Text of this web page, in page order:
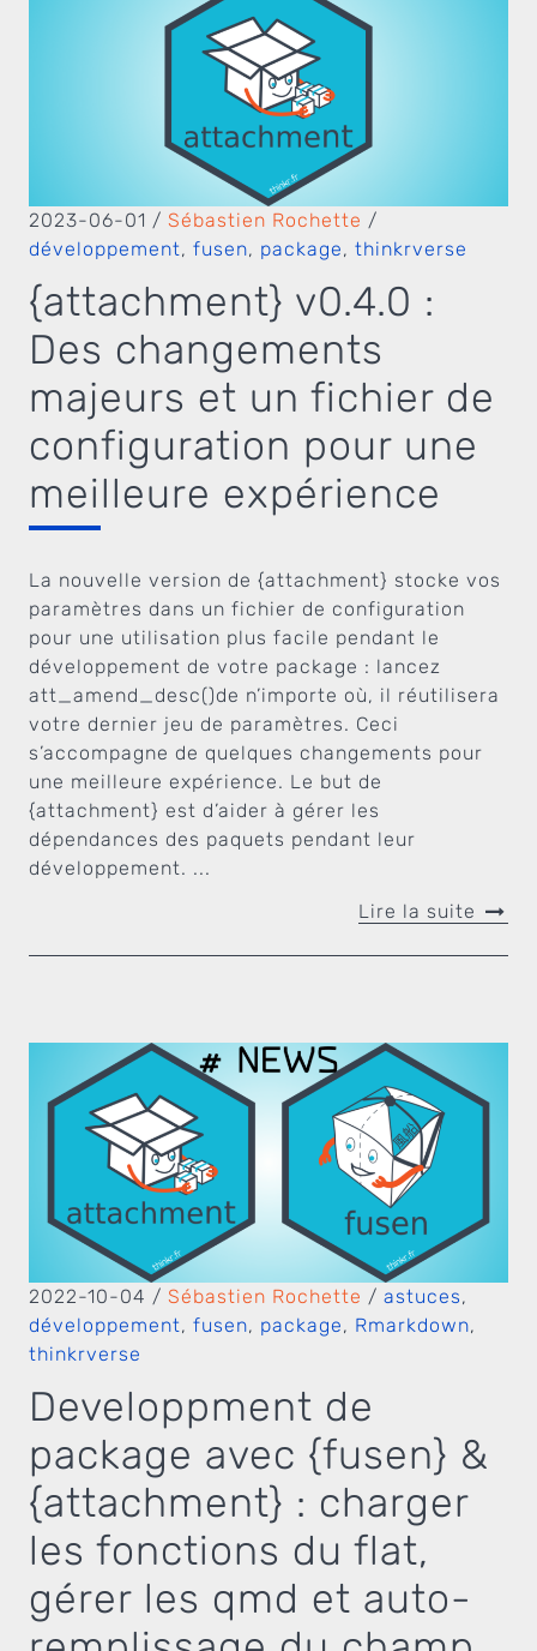
2023-06-01 / Sébastien Rochette /
développement, fusen, package, thinkrverse
{attachment} v0.4.0 :
Des changements
majeurs et un fichier de
configuration pour une
meilleure expérience
La nouvelle version de {attachment} stocke vos
paramètres dans un fichier de configuration
pour une utilisation plus facile pendant le
développement de votre package : lancez
att_amend_desc()de n’importe où, il réutilisera
votre dernier jeu de paramètres. Ceci
s’accompagne de quelques changements pour
une meilleure expérience. Le but de
{attachment} est d’aider à gérer les
dépendances des paquets pendant leur
développement. ...
Lire la suite
2022-10-04 / Sébastien Rochette / astuces,
développement, fusen, package, Rmarkdown,
thinkrverse
Developpment de
package avec {fusen} &
{attachment} : charger
les fonctions du flat,
gérer les qmd et auto-